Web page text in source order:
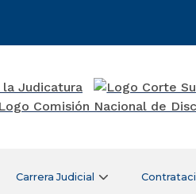
Carrera Judicial